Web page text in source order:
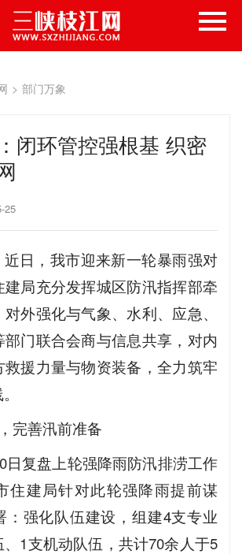
> 部门万象
闭环管控强根基 织密
25
近日，我市迎来新一轮暴雨强对
局充分发挥城区防汛指挥部牵
外强化与气象、水利、应急、
门联合会商与信息共享，对内
援力量与物资装备，全力筑牢
完善汛前准备
日复盘上轮强降雨防汛排涝工作
住建局针对此轮强降雨提前谋
：强化队伍建设，组建4支专业
1支机动队伍，共计70余人于5